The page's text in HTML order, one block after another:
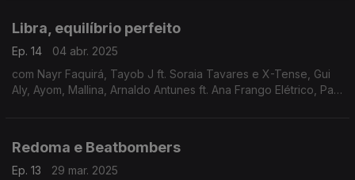
Libra, equilíbrio perfeito
Ep. 14
04 abr. 2025
com Nayr Faquirá, Tayob J ft. Soraia Tavares e X-Tense, Gui
Aly, Ayom, Mallina, Arnaldo Antunes ft. Ana Frango Elétrico, Pa
Redoma e Beatbombers
Ep. 13
29 mar. 2025